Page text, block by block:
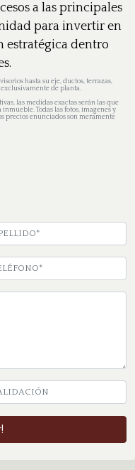
a las principales
para invertir en
estratégica dentro
hasta su eje, ductos, terrazas,
de planta.
las medidas exactas serán las que
Todas las fotos, imagenes y
precios enunciados son meramente